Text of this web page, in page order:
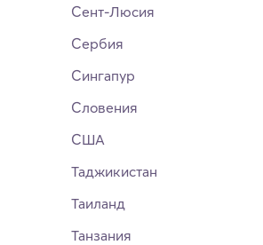
Сент-Люсия
Сербия
Сингапур
Словения
США
Таджикистан
Таиланд
Танзания